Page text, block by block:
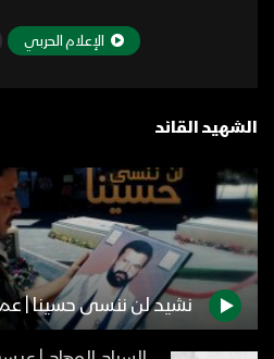
الإعلام الحربي
الشهيد القائد
نشيد لن ننسى حسينا | عمار